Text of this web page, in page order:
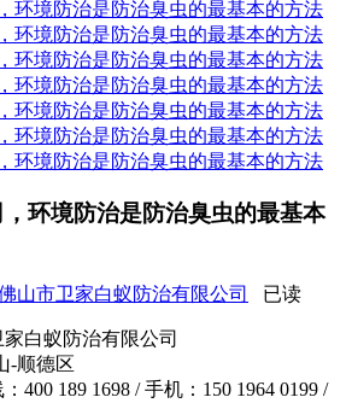
环境防治是防治臭虫的最基本
山市卫家白蚁防治有限公司 已读
白蚁防治有限公司
-顺德区
400 189 1698 / 手机：150 1964 0199 /